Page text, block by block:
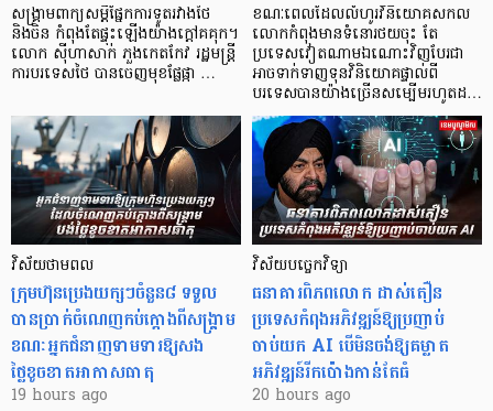
សង្គ្រាមពាក្យសម្តីផ្នែកការទូតរវាងថៃ
និងចិន កំពុងតែផ្ទុះឡើងយ៉ាងក្តៅគគុក។
លោក ស៊ីហាសាក់ ភួងកេតកែវ រដ្ឋមន្ត្រី
ការបរទេសថៃ បានចេញមុខផ្លែផ្កា …
ខណៈពេលដែលលំហូរវិនិយោគសកល
លោកកំពុងមានទំនោរថយចុះ តែ
ប្រទេសវៀតណាមឯណោះវិញបែរជា
អាចទាក់ទាញទុនវិនិយោគផ្ទាល់ពី
បរទេសបានយ៉ាងច្រើនសម្បើមរហូតដ…
វិស័យថាមពល
ក្រុមហ៊ុនប្រេងយក្សៗចំនួន៨ ទទួល
បានប្រាក់ចំណេញកប់ក្តោងពីសង្គ្រាម
ខណៈអ្នកជំនាញទាមទារឱ្យសង
ថ្លៃខូចខាតអាកាសធាតុ
19 hours ago
វិស័យបច្ចេកវិទ្យា
ធនាគារពិភពលោក ដាស់តឿន
ប្រទេសកំពុងអភិវឌ្ឍន៍ឱ្យប្រញាប់
ចាប់យក AI បើមិនចង់ឱ្យគម្លាត
អភិវឌ្ឍន៍រីកប៉ោងកាន់តែធំ
20 hours ago